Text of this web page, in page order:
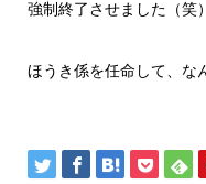
強制終了させました（笑）
ほうき係を任命して、な